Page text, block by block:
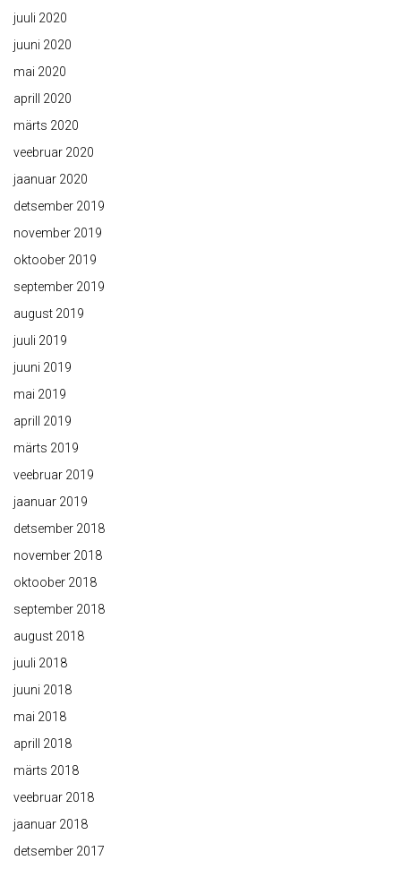
juuli 2020
juuni 2020
mai 2020
aprill 2020
märts 2020
veebruar 2020
jaanuar 2020
detsember 2019
november 2019
oktoober 2019
september 2019
august 2019
juuli 2019
juuni 2019
mai 2019
aprill 2019
märts 2019
veebruar 2019
jaanuar 2019
detsember 2018
november 2018
oktoober 2018
september 2018
august 2018
juuli 2018
juuni 2018
mai 2018
aprill 2018
märts 2018
veebruar 2018
jaanuar 2018
detsember 2017